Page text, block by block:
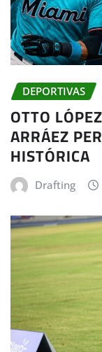
DEPORTIVAS
OTTO
ARRÁEZ
HISTÓRICA
Drafting